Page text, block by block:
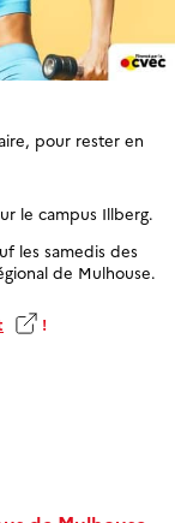
pour rester en
le campus Illberg.
les samedis des
de Mulhouse.
!